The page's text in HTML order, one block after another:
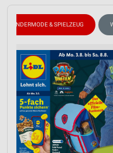
KINDERMODE & SPIELZEUG